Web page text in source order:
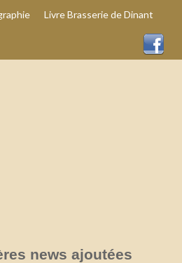
Livre Brasserie de Dinant
news ajoutées